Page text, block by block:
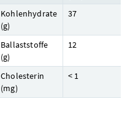
Kohlenhydrate
(g)
37
Ballaststoffe
(g)
12
Cholesterin
(mg)
< 1